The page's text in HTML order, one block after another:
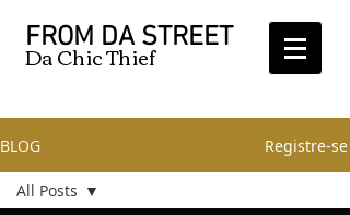
FROM DA STREET
Da Chic Thief
BLOG Registre-se
All Posts